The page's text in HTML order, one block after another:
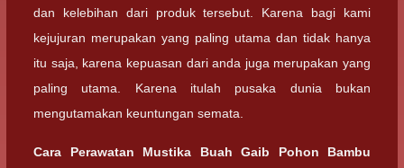
dan kelebihan dari produk tersebut. Karena bagi kami
kejujuran merupakan yang paling utama dan tidak hanya
itu saja, karena kepuasan dari anda juga merupakan yang
paling utama. Karena itulah pusaka dunia bukan
mengutamakan keuntungan semata.
Cara Perawatan Mustika Buah Gaib Pohon Bambu